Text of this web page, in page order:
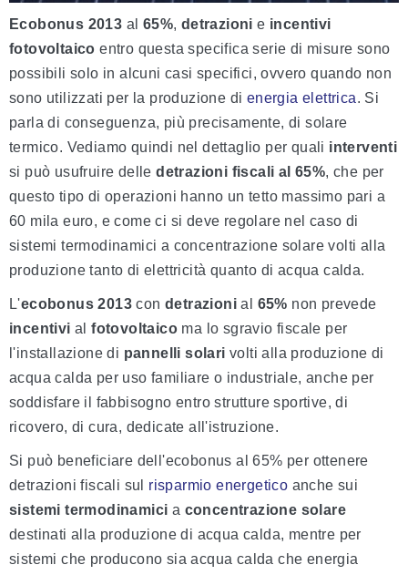
Ecobonus 2013 al 65%, detrazioni e incentivi
fotovoltaico entro questa specifica serie di misure sono
possibili solo in alcuni casi specifici, ovvero quando non
sono utilizzati per la produzione di energia elettrica. Si
parla di conseguenza, più precisamente, di solare
termico. Vediamo quindi nel dettaglio per quali interventi
si può usufruire delledetrazioni fiscali al 65%, che per
questo tipo di operazioni hanno un tetto massimo pari a
60 mila euro, e come ci si deve regolare nel caso di
sistemi termodinamici a concentrazione solare volti alla
produzione tanto di elettricità quanto di acqua calda.
L'ecobonus 2013 condetrazioni al 65% non prevede
incentivi alfotovoltaico ma lo sgravio fiscale per
l'installazione di pannelli solari volti alla produzione di
acqua calda per uso familiare o industriale, anche per
soddisfare il fabbisogno entro strutture sportive, di
ricovero, di cura, dedicate all'istruzione.
Si può beneficiare dell'ecobonus al 65% per ottenere
detrazioni fiscali sul risparmio energetico anche sui
sistemi termodinamici a concentrazione solare
destinati alla produzione di acqua calda, mentre per
sistemi che producono sia acqua calda che energia